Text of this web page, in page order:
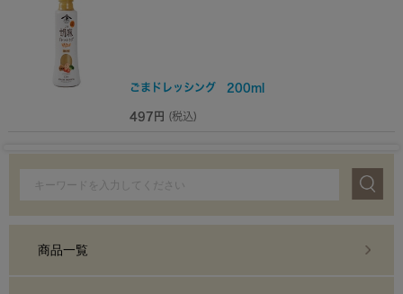
ごまドレッシング 200ml
497円 (税込)
商品一覧